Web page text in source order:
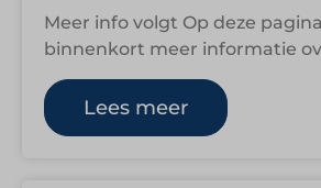
Meer info volgt Op deze
binnenkort meer informatie
formule. We zijn op dit
nog…Lees meer